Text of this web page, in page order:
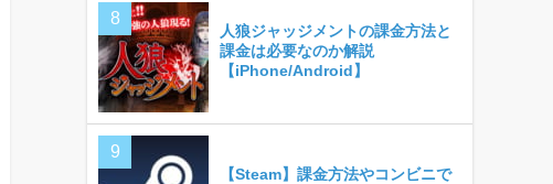
人狼ジャッジメントの課金方法と
課金は必要なのか解説
【iPhone/Android】
【Steam】課金方法やコンビニで